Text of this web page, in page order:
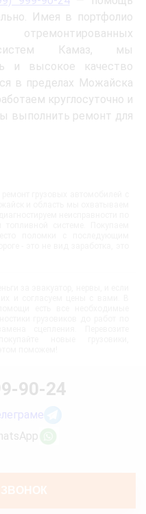
Имея в портфолио
систем Камаз, мы
и высокое качество
в пределах Можайска
круглосуточно и
выполнить ремонт для
90-24